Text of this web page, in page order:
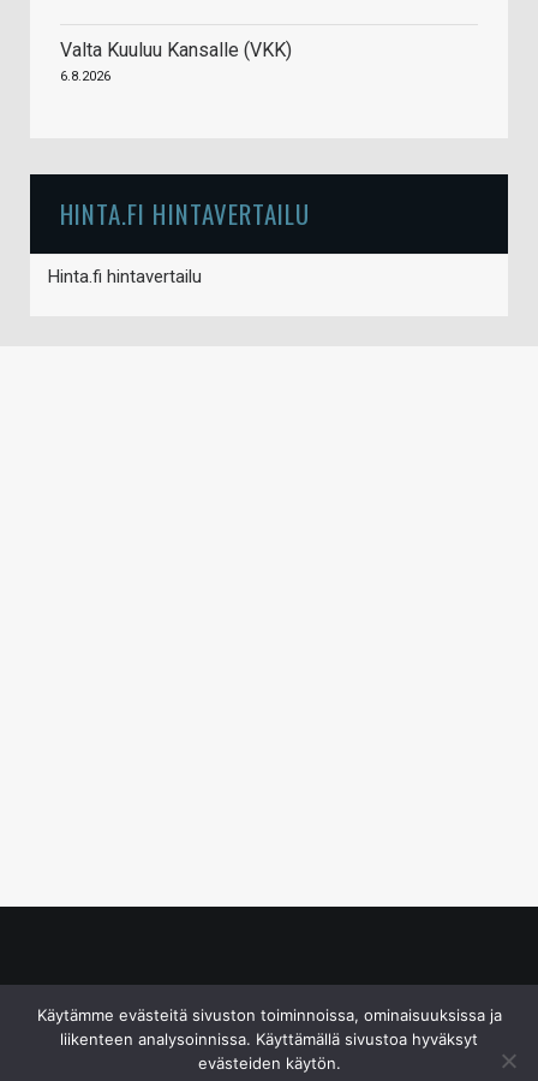
Valta Kuuluu Kansalle (VKK)
6.8.2026
HINTA.FI HINTAVERTAILU
Hinta.fi hintavertailu
Käytämme evästeitä sivuston toiminnoissa, ominaisuuksissa ja
liikenteen analysoinnissa. Käyttämällä sivustoa hyväksyt
evästeiden käytön.